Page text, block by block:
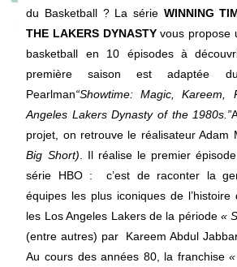
du Basketball ? La série WINNING
THE LAKERS DYNASTYvous propose
basketball en 10 épisodes à
première saison est adaptée
Pearlman“Showtime: Magic,
Angeles Lakers Dynasty of the 1980s. ”
projet, on retrouve le réalisateur Adam
Big Short) . Il réalise le premier
série HBO : c’est de raconter la
équipes les plus iconiques de l’histoire
les Los Angeles Lakers de la période«
(entre autres) par Kareem Abdul
Au cours des années 80, la franchise